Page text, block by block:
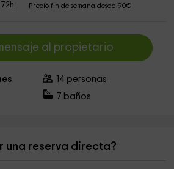
Precio fin de semana desde 90€
al propietario
14 personas
7 baños
una reserva directa?